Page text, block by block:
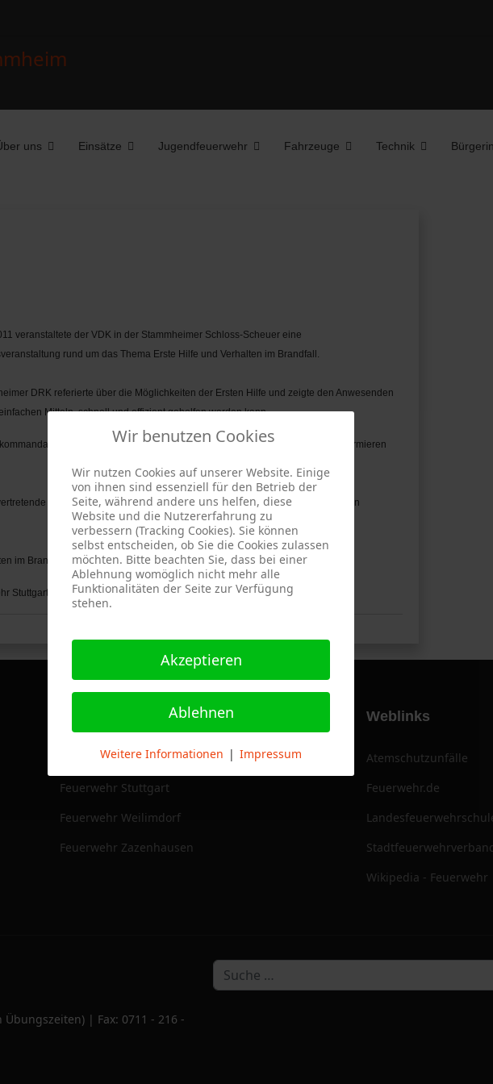
uns Einsätze Jugendfeuerwehr Fahrzeuge Technik
veranstaltete der VDK in der Stammheimer Schloss-Scheuer eine
rund um das Thema Erste Hilfe und Verhalten im Brandfall.
DRK referierte über die Möglichkeiten der Ersten Hilfe und zeigte den Anwesenden
Mitteln, schnell und effizient geholfen werden kann.
- Werner Gühring - über das Verhalten im Brandfall, das richtige Alarmieren
Feuerwehr Kommandant - Thomas Eppinger - wie mit einem speziellen
im Brandfall“?
Stuttgart finden Sie wichtige Verhaltenshinweise.
Hilfsorganisationen
DRK Stammheim
Feuerwehr Stuttgart
Feuerwehr Weilimdorf
Feuerwehr Zazenhausen
Weblinks
Atemschutzunfälle
Feuerwehr.de
Wikipedia - Feuerwehr
| Fax: 0711 - 216 -
Wir benutzen Cookies
Wir nutzen Cookies auf unserer Website. Einige
von ihnen sind essenziell für den Betrieb der
Seite, während andere uns helfen, diese
Website und die Nutzererfahrung zu
verbessern (Tracking Cookies). Sie können
selbst entscheiden, ob Sie die Cookies zulassen
möchten. Bitte beachten Sie, dass bei einer
Ablehnung womöglich nicht mehr alle
Funktionalitäten der Seite zur Verfügung
stehen.
Akzeptieren
Ablehnen
Weitere Informationen | Impressum